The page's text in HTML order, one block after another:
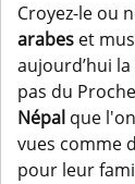
Croyez-le ou
arabes et
aujourd’hui
pas du
Népal que
vues comme
pour leur